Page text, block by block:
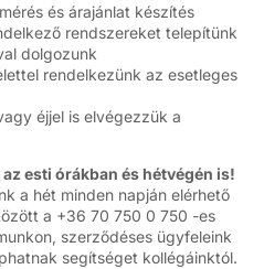
és árajánlat készítés
rendszereket telepítünk
dolgozunk
rendelkezünk az esetleges
éjjel is elvégezzük a
esti órákban és hétvégén is!
a hét minden napján elérhető
a +36 70 750 0 750 -es
szerződéses ügyfeleink
segítséget kollégáinktól.